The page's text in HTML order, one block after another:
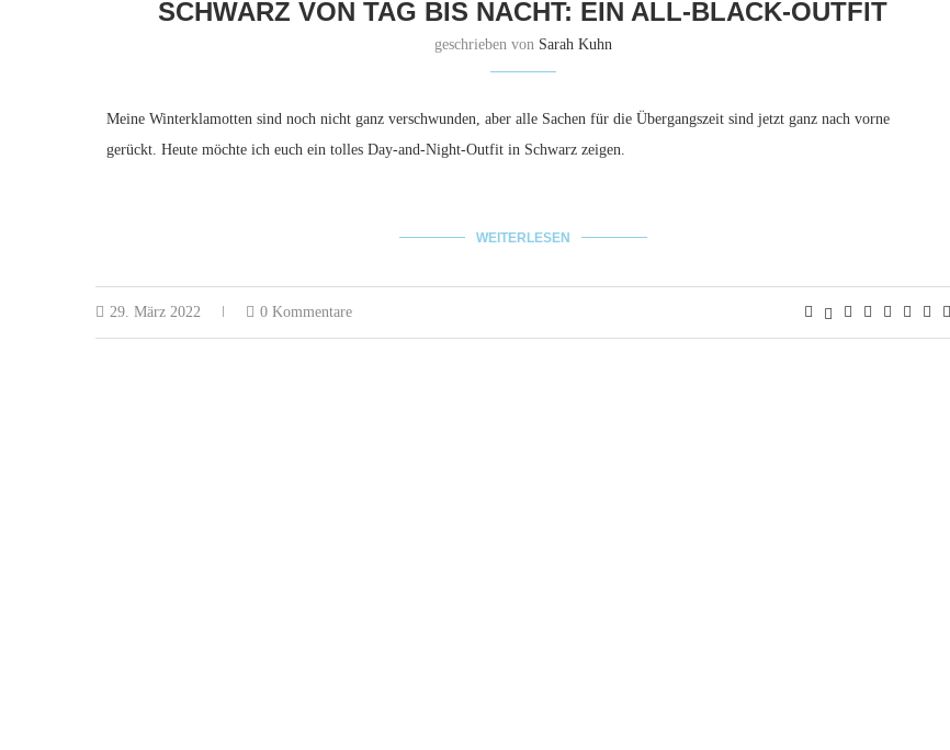
SCHWARZ VON TAG BIS NACHT: EIN ALL-BLACK-OUTFIT
geschrieben von Sarah Kuhn
Meine Winterklamotten sind noch nicht ganz verschwunden, aber alle Sachen für die Übergangszeit sind jetzt ganz nach vorne
gerückt. Heute möchte ich euch ein tolles Day-and-Night-Outfit in Schwarz zeigen.
WEITERLESEN
29. März 2022 0 Kommentare